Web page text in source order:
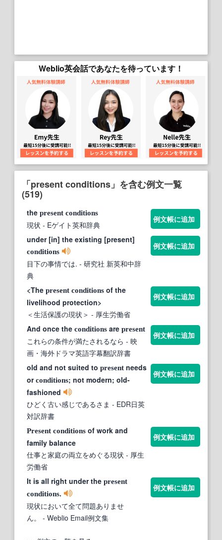
Weblio英会話であなたを待っています！
「present conditions」を含む例文一覧
(519)
the present conditions
現状 - Eゲイト英和辞典
例文帳に追加
under [in] the existing [present]
conditions
目下の事情では. - 研究社 新英和中辞
典
例文帳に追加
<The present conditions of the
livelihood protection>
＜生活保護の現状＞ - 厚生労働省
例文帳に追加
And once the conditions are present
これらの条件が満たされるなら - 映
画・海外ドラマ英語字幕翻訳辞書
例文帳に追加
old and not suited to present needs
orconditions; not modern; old-
fashioned
ひどく古い感じであるさま - EDR日英
対訳辞書
例文帳に追加
Present conditions of work and
family balance
仕事と家庭の両立をめぐる現状 - 厚生
労働省
例文帳に追加
It is all right under the present
conditions.
現状において全て問題ありませ
ん。
- Weblio Email例文集
例文帳に追加